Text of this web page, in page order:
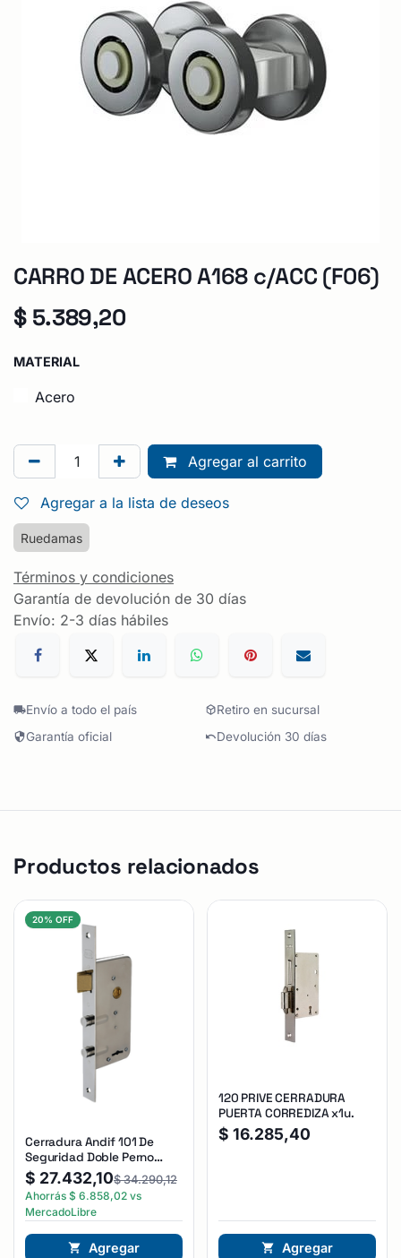
CARRO DE ACERO A168 c/ACC (F06)
$ 5.389,20
MATERIAL
Acero
Agregar al carrito
Agregar a la lista de deseos
Ruedamas
Términos y condiciones
Garantía de devolución de 30 días
Envío: 2-3 días hábiles
Envío a todo el país
Retiro en sucursal
Garantía oficial
Devolución 30 días
Productos relacionados
20% OFF
Cerradura Andif 101 De
Seguridad Doble Perno
Reforzada Plateado
$ 27.432,10$34.290,12
Ahorrás $ 6.858,02 vs
MercadoLibre
Agregar
120 PRIVE CERRADURA
PUERTA CORREDIZA x1u.
$ 16.285,40
Agregar